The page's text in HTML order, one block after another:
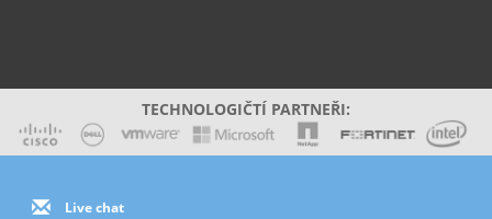
TECHNOLOGIČTÍ PARTNEŘI:
Live chat